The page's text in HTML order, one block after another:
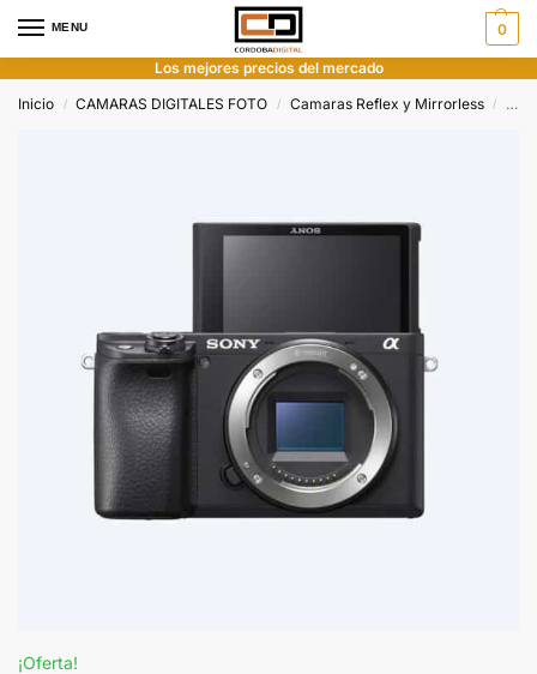
MENU 0
Los mejores precios del mercado
Inicio
/ CAMARAS DIGITALES FOTO / Camaras Reflex y Mirrorless /
¡Oferta!